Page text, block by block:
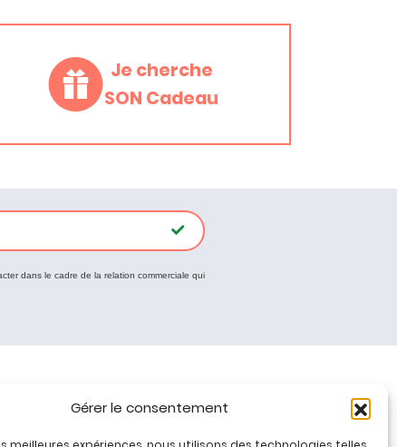
Gérer le consentement
Je cherche
SON Cadeau
dans le cadre de la relation commerciale qui
Tous nos produits